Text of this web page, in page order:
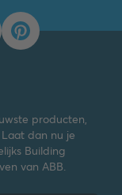
producten,
dan nu je
Building
van ABB.